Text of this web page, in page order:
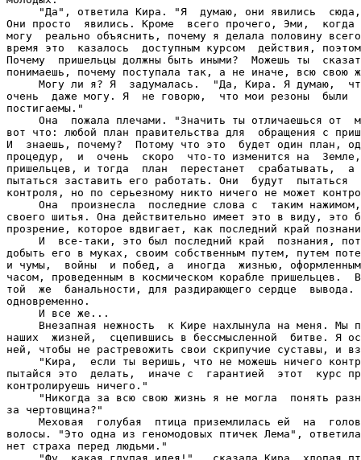
"Да", ответила Кира. "Я  думаю, они явились
Они просто  явились. Кроме  всего прочего, Эми,
могу  реально объяснить, почему я делала половину
время это  казалось  доступным курсом  действия,
Почему  пришельцы должны быть иными?  Можешь ты
понимаешь, почему поступала так, а не иначе, всю свою
Могу ли я? Я  задумалась.  "Да, Кира. Я думаю,
очень  даже могу. Я  не говорю,  что мои резоны  были
постигаемы."
Она  пожала плечами. "Значить ты отличаешься от
вот что: любой план правительства для  обращения с
И  знаешь, почему?  Потому что это  будет один план,
процедур,  и  очень  скоро  что-то изменится на
пришельцев, и тогда  план  перестанет  срабатывать,
пытаться заставить его работать. Они  будут  пытаться
контроля, но по серьезному никто ничего не может
Она  произнесла  последние слова с  таким
своего шитья. Она действительно имеет это в виду, это
прозрение, которое вдвигает, как последний край
И  все-таки, это был последний край  познания,
добыть его в муках, своим собственным путем, путем
и чумы,  войны  и побед, а  иногда  жизнью,
часом, проведенным в космическом корабле пришельцев.
той  же  банальности, для раздирающего сердце
одновременно.
     И все же...
Внезапная нежность  к Кире нахлынула на меня. Мы
наших  жизней,  сцепившись в бессмысленной  битве. Я
ней, чтобы не растревожить свои скрипучие суставы, и
"Кира,  если ты веришь, что не можешь ничего
пытайся это  делать,  иначе с  гарантией  этот  курс
контролируешь ничего."
"Никогда за всю свою жизнь я не могла  понять
за чертовщина?"
Меховая  голубая  птица приземлилась ей  на
волосы. "Это одна из геномодовых птичек Лема",
нет страха перед людьми."